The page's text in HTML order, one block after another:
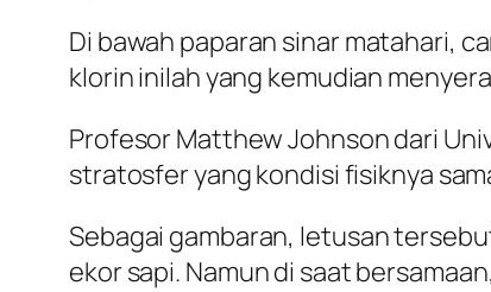
Di bawah paparan sinar matahari,
klorin inilah yang kemudian
Profesor Matthew Johnson dari
stratosfer yang kondisi fisiknya
Sebagai gambaran, letusan
ekor sapi. Namun di saat